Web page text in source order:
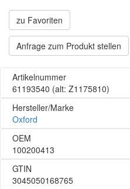
zu Favoriten
Anfrage zum Produkt stellen
Artikelnummer
61193540 (alt: Z1175810)
Hersteller/Marke
Oxford
OEM
100200413
GTIN
3045050168765